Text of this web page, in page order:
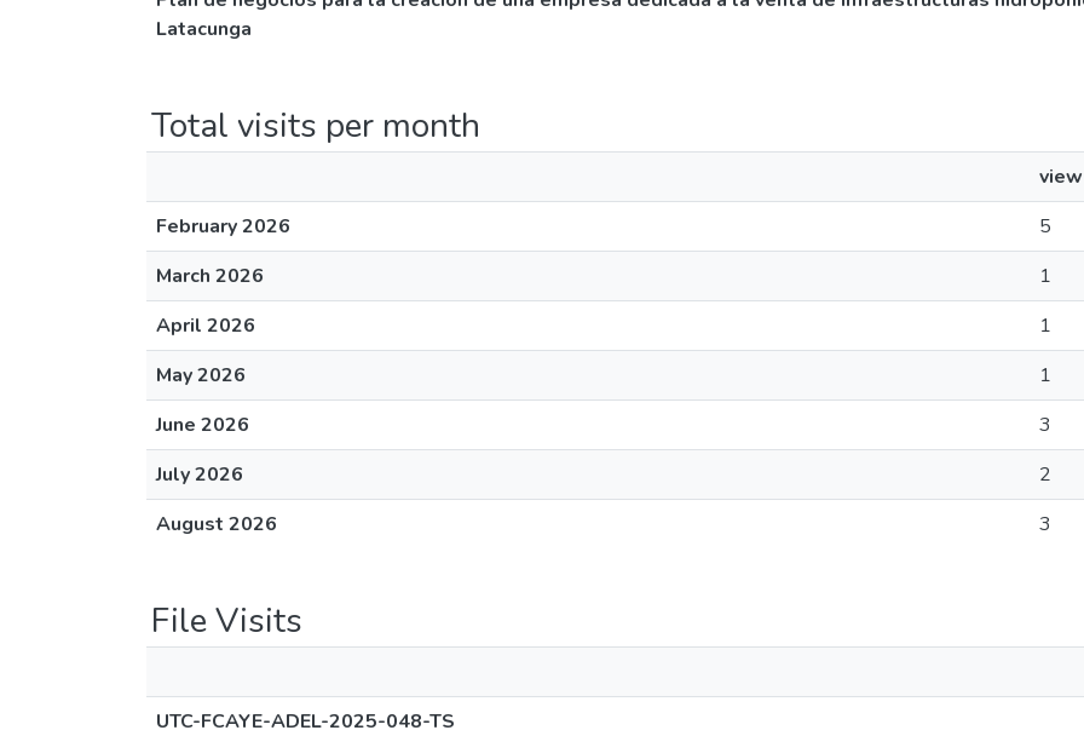
Latacunga
Total visits per month
February 2026
5
March 2026
1
April 2026
1
May 2026
1
June 2026
3
July 2026
2
August 2026
3
File Visits
UTC-FCAYE-ADEL-2025-048-TS